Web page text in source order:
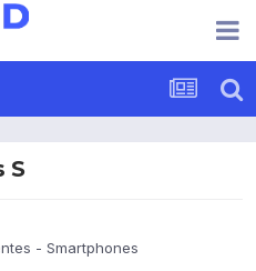
S
- Smartphones